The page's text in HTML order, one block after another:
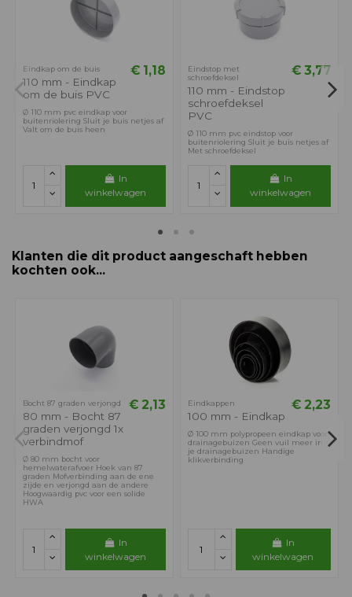
Eindkap om de buis
110 mm - Eindkap
om de buis PVC
€ 1,18
Ø 110 mm pvc eindkap voor
buitenriolering Sluit je buis netjes af
Valt om de buis heen
In
winkelwagen
Eindstop met
schroefdeksel
110 mm - Eindstop
schroefdeksel
PVC
€ 3,77
Ø 110 mm pvc eindstop voor
buitenriolering Sluit je buis netjes af
Met schroefdeksel
In
winkelwagen
Klanten die dit product aangeschaft hebben
kochten ook...
Bocht 87 graden verjongd
80 mm - Bocht 87
graden verjongd 1x
verbindmof
€ 2,13
Ø 80 mm bocht voor
hemelwaterafvoer Hoek van 87
graden Mofverbinding aan de ene
zijde en verjongd aan de andere
Hoogwaardig pvc voor een solide
HWA
In
winkelwagen
Eindkappen
100 mm - Eindkap
€ 2,23
Ø 100 mm polypropeen eindkap voor
drainagebuizen Geen vuil meer in
je drainagebuizen Handige
klikverbinding
In
winkelwagen